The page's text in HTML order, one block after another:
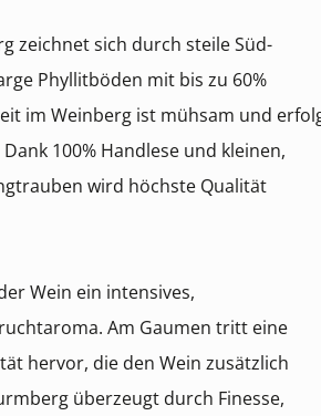
zeichnet sich durch steile Süd-
Phyllitböden mit bis zu 60%
im Weinberg ist mühsam und
100% Handlese und kleinen,
wird höchste Qualität
Wein ein intensives,
Am Gaumen tritt eine
hervor, die den Wein zusätzlich
überzeugt durch Finesse,